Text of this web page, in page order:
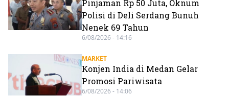
Pinjaman Rp 50 Juta, Oknum
Polisi di Deli Serdang Bunuh
Nenek 69 Tahun
6/08/2026 - 14:16
MARKET
Konjen India di Medan Gelar
Promosi Pariwisata
6/08/2026 - 14:06